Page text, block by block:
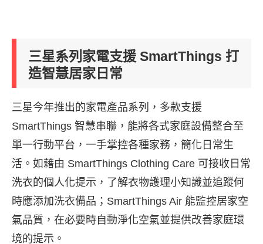
三星系列家電支援 SmartThings 打
造智慧居家日常
三星今年推出的家電產品系列，多款支援
SmartThings 智慧串聯，能將各式家庭設備整合至
單一行動平台，一手掌控各種家務，簡化日常生
活。如藉由 SmartThings Clothing Care 可接收日常
洗衣的個人化提示，了解衣物護理小知識並追蹤何
時應添加洗衣備品；SmartThings Air 能監控居家空
氣品質，在必要時自動淨化空氣並提供改善家庭環
境的提示。